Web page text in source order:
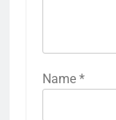
Name *